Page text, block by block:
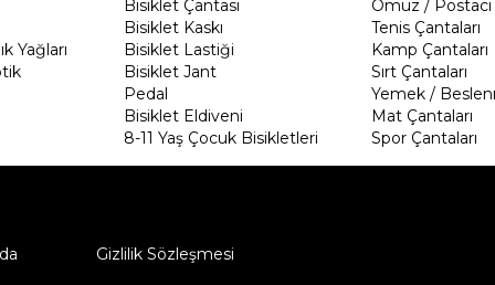
Yağları
Bisiklet Çantası
Bisiklet Kaskı
Bisiklet Lastiği
Bisiklet Jant
Pedal
Bisiklet Eldiveni
8-11 Yaş Çocuk Bisikletleri
Omuz / Postacı
Tenis Çantaları
Kamp Çantaları
Sırt Çantaları
Yemek /
Mat Çantaları
Spor Çantaları
Gizlilik Sözleşmesi